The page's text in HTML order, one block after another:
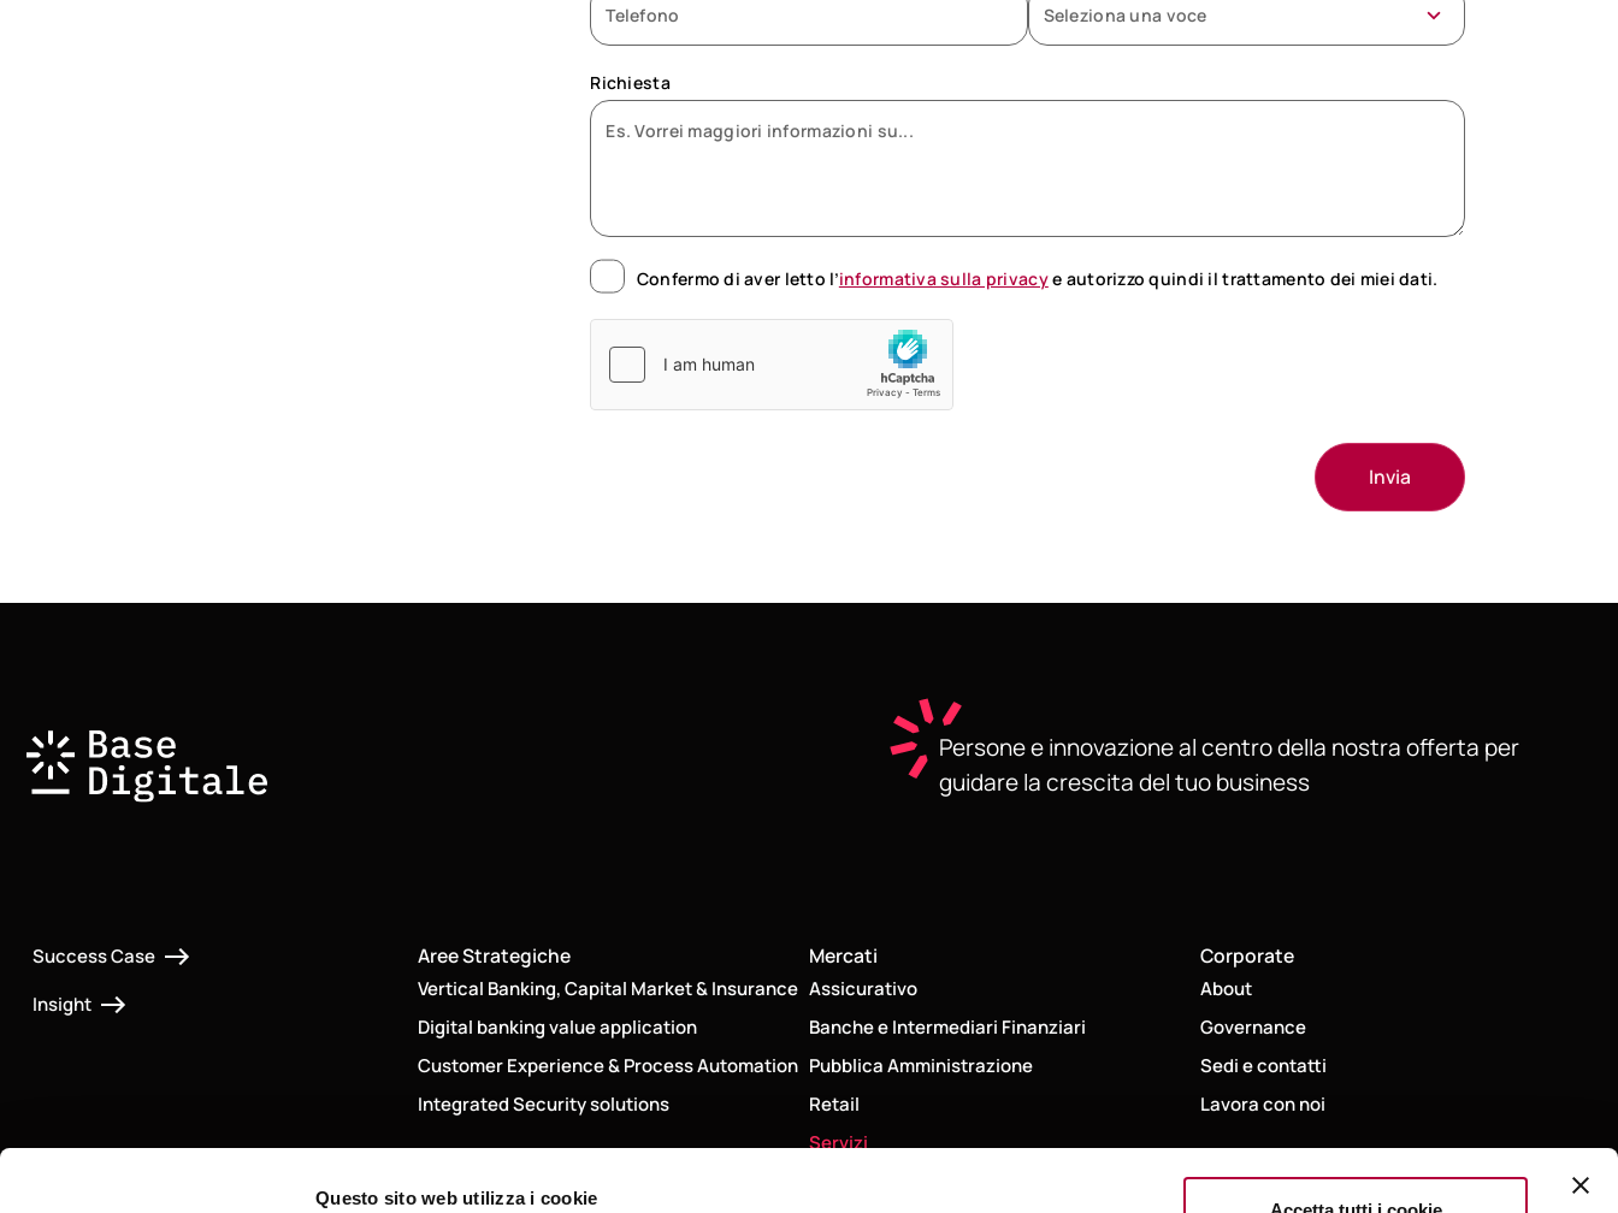
Questo sito web utilizza i cookie
Richiesta
Confermo di aver letto l’informativa sulla privacye autorizzo quindi il trattamento dei miei dati.
Persone e innovazione al centro della nostra offerta per
guidare la crescita del tuo business
Success Case
Insight
Aree Strategiche
Vertical Banking, Capital Market & Insurance
Digital banking value application
Customer Experience & Process Automation
Integrated Security solutions
Mercati
Assicurativo
Banche e Intermediari Finanziari
Pubblica Amministrazione
Retail
Servizi
Corporate
About
Governance
Sedi e contatti
Lavora con noi